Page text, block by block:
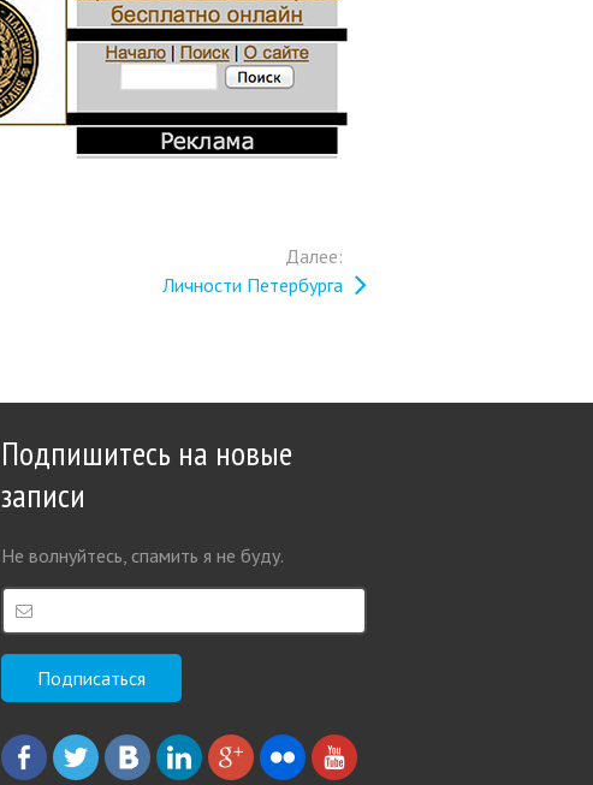
Далее:
Личности Петербурга
Подпишитесь на новые
записи
Не волнуйтесь, спамить я не буду.